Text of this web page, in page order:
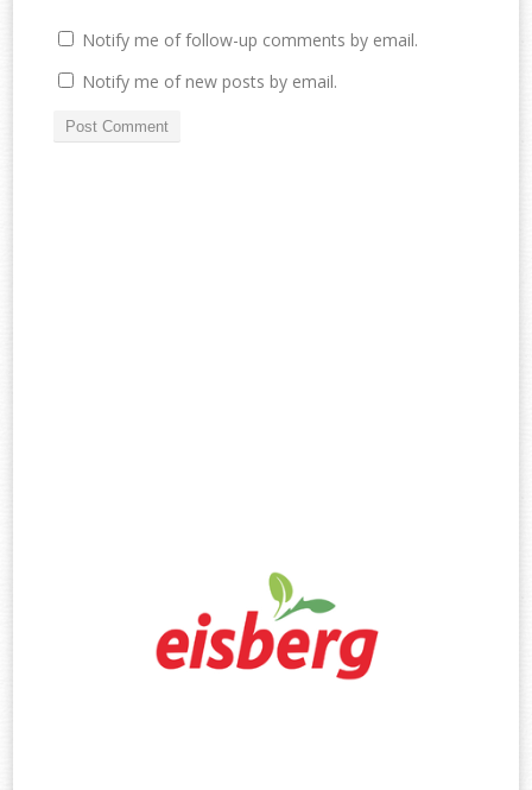
Notify me of follow-up comments by email.
Notify me of new posts by email.